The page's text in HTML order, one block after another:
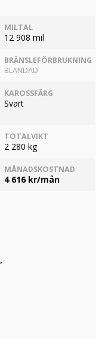
MILTAL
12 908 mil
BRÄNSLEFÖRBRUKNING
BLANDAD
KAROSSFÄRG
Svart
TOTALVIKT
2 280 kg
MÅNADSKOSTNAD
4 616kr/mån